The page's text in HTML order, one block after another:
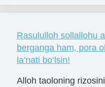
Rasululloh sollallohu
berganga ham, pora
la’nati bo‘lsin!
Alloh taoloning